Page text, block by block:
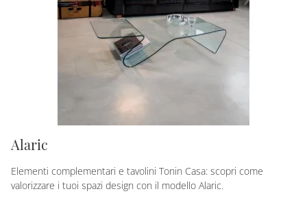
Alaric
Elementi complementari e tavolini Tonin Casa: scopri come
valorizzare i tuoi spazi design con il modello Alaric.